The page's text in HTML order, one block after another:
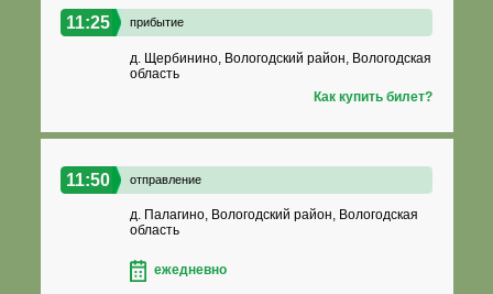
11:25 прибытие
д. Щербинино, Вологодский район, Вологодская
область
Как купить билет?
11:50 отправление
д. Палагино, Вологодский район, Вологодская
область
ежедневно